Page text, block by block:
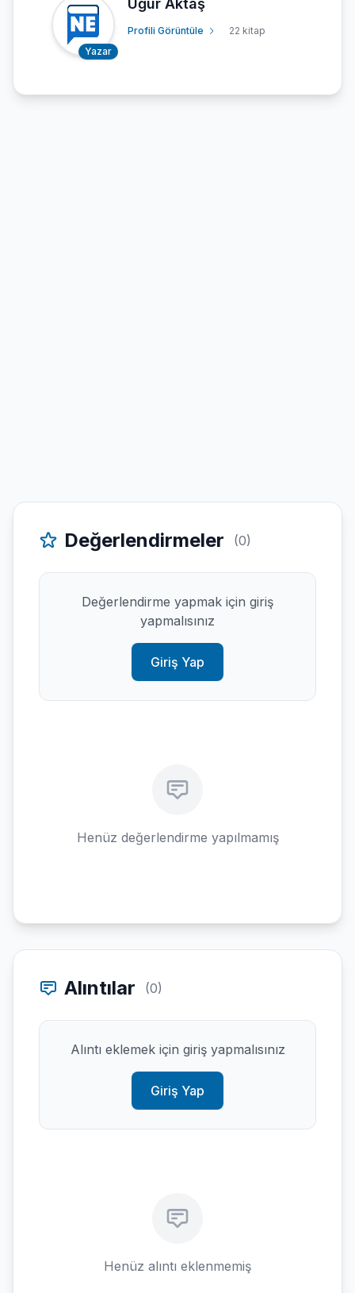
Yazar
Uğur Aktaş
Profili Görüntüle 22 kitap
Değerlendirmeler (0)
Değerlendirme yapmak için giriş
yapmalısınız
Giriş Yap
Henüz değerlendirme yapılmamış
Alıntılar (0)
Alıntı eklemek için giriş yapmalısınız
Giriş Yap
Henüz alıntı eklenmemiş